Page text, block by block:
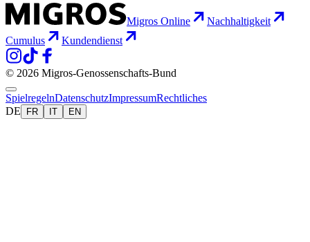
Migros Online
Nachhaltigkeit
Cumulus
Kundendienst
© 2026 Migros-Genossenschafts-Bund
SpielregelnDatenschutzImpressumRechtliches
DE
FR IT EN